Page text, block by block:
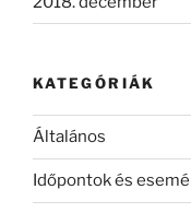
KATEGÓRIÁK
Általános
Időpontok és